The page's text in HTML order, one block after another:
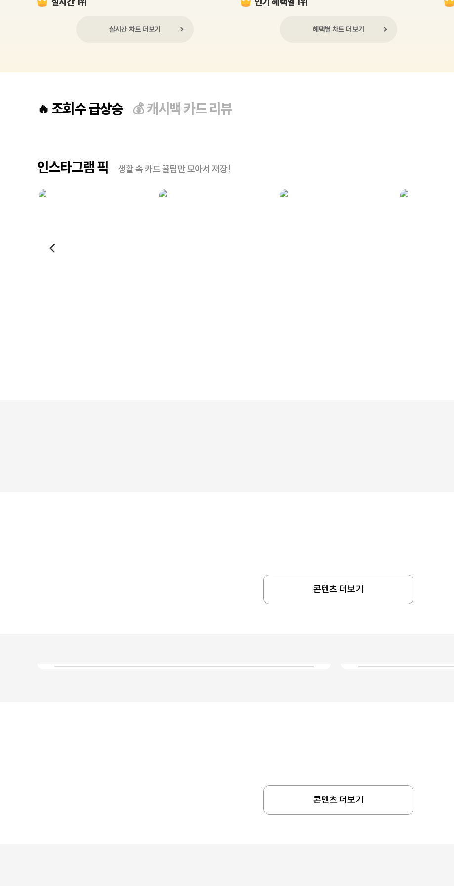
실시간 차트 더보기 혜택별 차트 더보기
🔥 조회수 급상승 💰캐시백 카드 리뷰
인스타그램 픽 생활 속 카드 꿀팁만 모아서 저장!
콘텐츠 더보기
콘텐츠 더보기